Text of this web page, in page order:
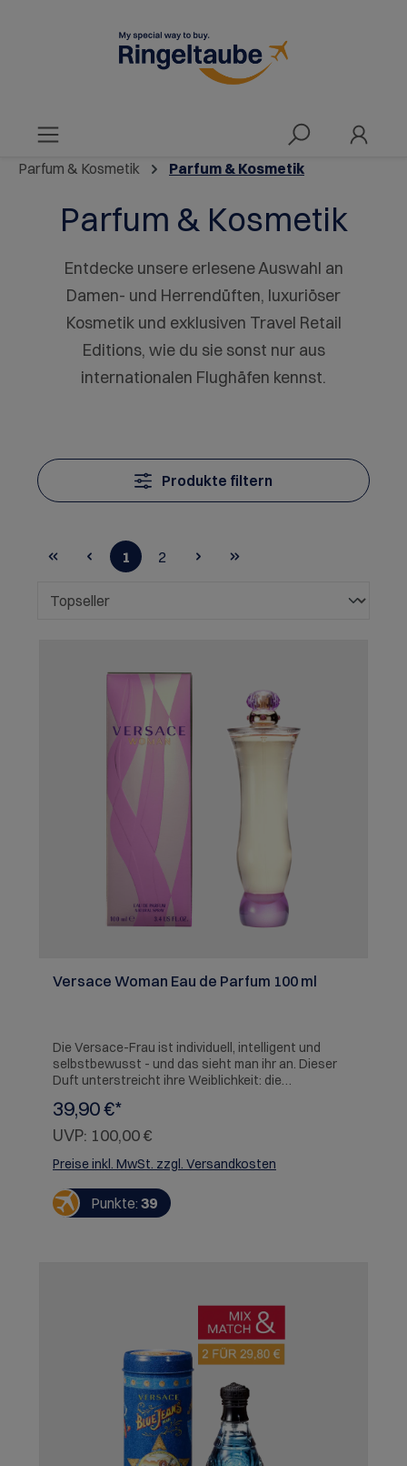
Parfum & Kosmetik Parfum & Kosmetik
Parfum & Kosmetik
Entdecke unsere erlesene Auswahl an
Damen- und Herrendüften, luxuriöser
Kosmetik und exklusiven Travel Retail
Editions, wie du sie sonst nur aus
internationalen Flughäfen kennst.
Produkte filtern
Seite
1
Seite
2
Versace Woman Eau de Parfum 100 ml
Die Versace-Frau ist individuell, intelligent und
selbstbewusst - und das sieht man ihr an. Dieser
Duft unterstreicht ihre Weiblichkeit: die
und unabhängigen Frau, die gleichzeitig absolute
Sinnlichkeit ausstr ahlt. Die perfekte
Verschmelzung von Mode und Duft - ein magisches
Instrument der Verführung und des Vergnügens.
39,90 €*
UVP: 100,00 €
Preise inkl. MwSt. zzgl. Versandkosten
Punkte: 39